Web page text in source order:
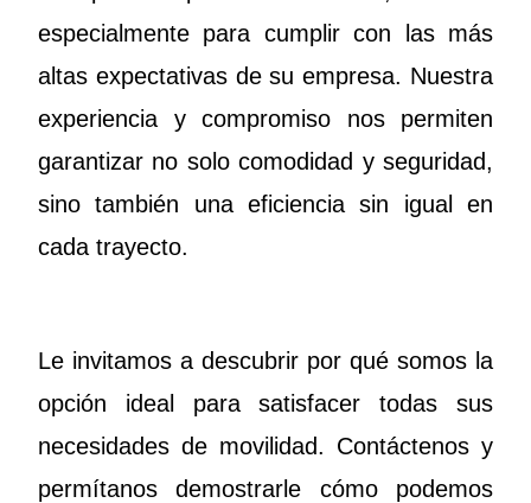
especialmente para cumplir con las más
altas expectativas de su empresa. Nuestra
experiencia y compromiso nos permiten
garantizar no solo comodidad y seguridad,
sino también una eficiencia sin igual en
cada trayecto.
Le invitamos a descubrir por qué somos la
opción ideal para satisfacer todas sus
necesidades de movilidad. Contáctenos y
permítanos demostrarle cómo podemos